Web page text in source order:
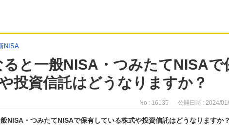
NISA
と一般NISA・つみたてNISAで
投資信託はどうなりますか？
No : 16135 公開日時 : 2024/
NISA・つみたてNISAで保有している株式や投資信託はどうなりますか？